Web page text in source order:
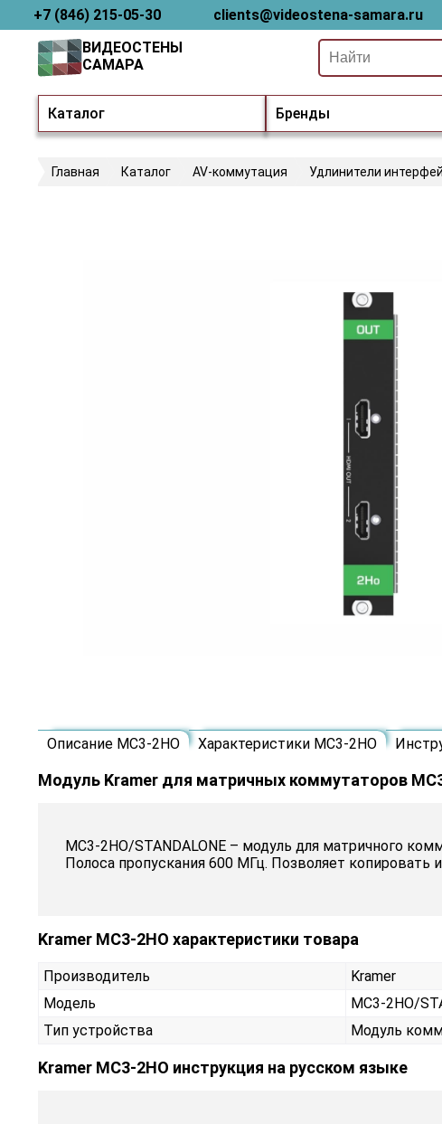
+7 (846) 215-05-30 clients@videostena-samara.ru
Каталог Бренды
ВИДЕОСТЕНЫ
САМАРА
Главная Каталог AV-коммутация Удлинители
Описание MC3-2HO Характеристики MC3-2HO
Модуль Kramer для матричных коммутаторов
MC3-2HO/STANDALONE – модуль для матричного
Полоса пропускания 600 МГц. Позволяет копировать
Kramer MC3-2HO характеристики товара
Производитель
Kramer
Модель
MC3-2HO/
Тип устройства
Модуль
Kramer MC3-2HO инструкция на русском языке